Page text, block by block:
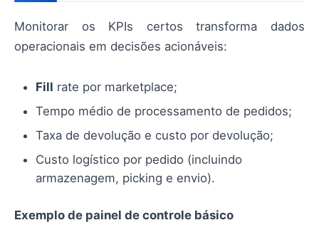
Monitorar os KPIs certos transforma dados
operacionais em decisões acionáveis:
Fill rate por marketplace;
Tempo médio de processamento de pedidos;
Taxa de devolução e custo por devolução;
Custo logístico por pedido (incluindo
armazenagem, picking e envio).
Exemplo de painel de controle básico